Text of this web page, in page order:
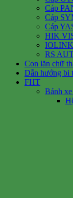
Cáp
Cáp
Cáp
HIK
IOLINK
RS
Con lăn chữ
Dẫn hướng bi
FHT
Bánh